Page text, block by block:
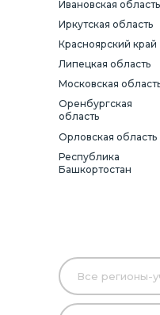
Ивановская область
Иркутская область
Красноярский край
Липецкая область
Московская
Оренбургская
область
Орловская область
Республика
Башкортостан
Все регионы-